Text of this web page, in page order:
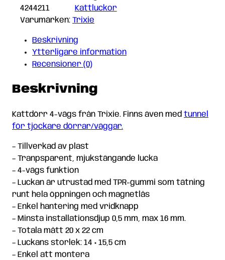
Vit
20x22cm
4244211
Kattluckor
Varumärken: Trixie
Beskrivning
Ytterligare information
Recensioner (0)
Beskrivning
Kattdörr 4-vägs från Trixie. Finns även med tunnel
för tjockare dörrar/väggar.
– Tillverkad av plast
– Tranpsparent, mjukstängande lucka
– 4-vägs funktion
– Luckan är utrustad med TPR-gummi som tätning
runt hela öppningen och magnetlås
– Enkel hantering med vridknapp
– Minsta installationsdjup 0,5 mm, max 16 mm.
– Totala mått 20 x 22 cm
– Luckans storlek: 14 × 15,5 cm
– Enkel att montera